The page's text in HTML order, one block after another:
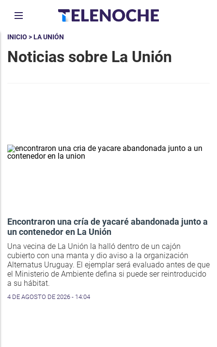
INICIO > LA UNIÓN
Noticias sobre La Unión
Encontraron una cría de yacaré abandonada junto a
un contenedor en La Unión
Una vecina de La Unión la halló dentro de un cajón
cubierto con una manta y dio aviso a la organización
Alternatus Uruguay. El ejemplar será evaluado antes de que
el Ministerio de Ambiente defina si puede ser reintroducido
a su hábitat.
4 DE AGOSTO DE 2026 - 14:04